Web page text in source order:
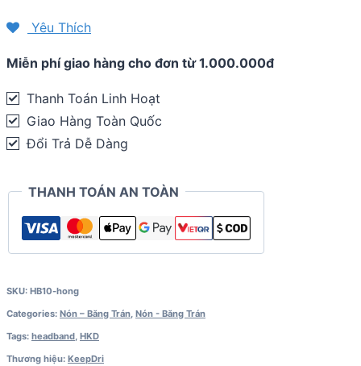
thao
Headband
Thin
quantity
Yêu Thích
Miễn phí giao hàng cho đơn từ 1.000.000đ
Thanh Toán Linh Hoạt
Giao Hàng Toàn Quốc
Đổi Trả Dễ Dàng
THANH TOÁN AN TOÀN
SKU: HB10-hong
Categories: Nón – Băng Trán Nón - Băng Trán
Tags: headband HKD
Thương hiệu: KeepDri